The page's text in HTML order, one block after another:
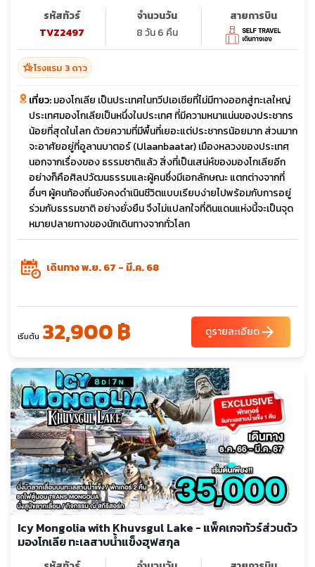
รหัสทัวร์
TVZ2497
จำนวนวัน
8 วัน 6 คืน
สายการบิน
hotel_classโรงแรม 3 ดาว
เที่ยว:มองโกเลีย เป็นประเทศในทวีปเอเชียที่ไม่มีทางออกสู่ทะเลใหญ่
ประเทศมองโกเลียเป็นหนึ่งในประเทศ ที่มีความหนาแน่นของประชากร
น้อยที่สุดในโลก ด้วยความที่มีพื้นที่เยอะแต่ประชากรน้อยมาก ส่วนมาก
จะอาศัยอยู่ที่อูลานบาตอร์ (Ulaanbaatar) เมืองหลวงของประเทศ
นอกจากเรื่องของ ธรรมชาติแล้ว สิ่งที่เป็นเสน่ห์ของมองโกเลียอีก
อย่างก็คือศิลปวัฒนธรรมและผู้คนซึ่งมีเอกลักษณะ แตกต่างจากที่
อื่นๆ ผู้คนท้องถิ่นยังคงดำเนินชีวิตแบบเรียบง่ายไปพร้อมกับการอยู่
ร่วมกับธรรมชาติ อย่างยั่งยืน จึงไม่แปลกใจที่ดินแดนแห่งนี้จะเป็นจุด
หมายปลายทางของนักเดินทางจากทั่วโลก
เดินทาง พ.ย. 67 - มี.ค. 68
เริ่มต้น 32,900 ฿ ดูรายละเอียดarrow_forward
Icy Mongolia with Khuvsgul Lake - แพ็คเกจทัวร์ส่วนตัว
มองโกเลีย ทะเลสาบน้ำแข็งฮุฟสกุล